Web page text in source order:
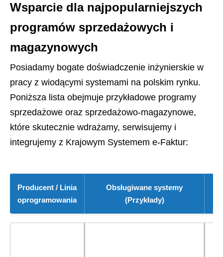
Wsparcie dla najpopularniejszych
programów sprzedażowych i
magazynowych
Posiadamy bogate doświadczenie inżynierskie w
pracy z wiodącymi systemami na polskim rynku.
Poniższa lista obejmuje przykładowe programy
sprzedażowe oraz sprzedażowo-magazynowe,
które skutecznie wdrażamy, serwisujemy i
integrujemy z Krajowym Systemem e-Faktur:
Producent / Linia
oprogramowania
Obsługiwane systemy
(Przykłady)